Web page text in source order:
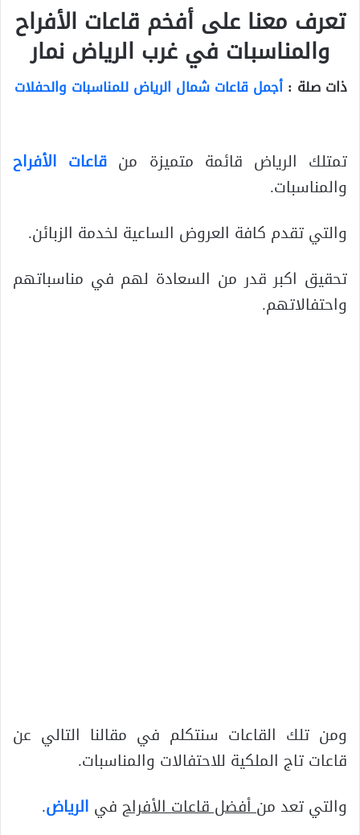
تعرف معنا على أفخم قاعات الأفراح
والمناسبات في غرب الرياض نمار
ذات صلة : أجمل قاعات شمال الرياض للمناسبات والحفلات
تمتلك الرياض قائمة متميزة من قاعات الأفراح
والمناسبات.
والتي تقدم كافة العروض الساعية لخدمة الزبائن.
تحقيق اكبر قدر من السعادة لهم في مناسباتهم
واحتفالاتهم.
ومن تلك القاعات سنتكلم في مقالنا التالي عن
قاعات تاج الملكية للاحتفالات والمناسبات.
والتي تعد منأفضل قاعات الأفراح في الرياض.